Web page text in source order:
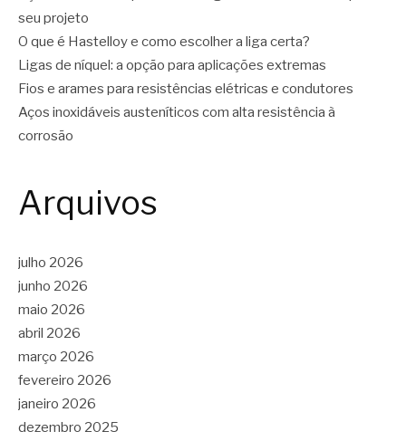
seu projeto
O que é Hastelloy e como escolher a liga certa?
Ligas de níquel: a opção para aplicações extremas
Fios e arames para resistências elétricas e condutores
Aços inoxidáveis austeníticos com alta resistência à
corrosão
Arquivos
julho 2026
junho 2026
maio 2026
abril 2026
março 2026
fevereiro 2026
janeiro 2026
dezembro 2025